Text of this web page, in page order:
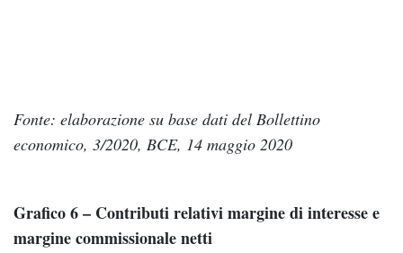
Fonte: elaborazione su base dati del Bollettino
economico, 3/2020, BCE, 14 maggio 2020
Grafico 6 – Contributi relativi margine di interesse e
margine commissionale netti